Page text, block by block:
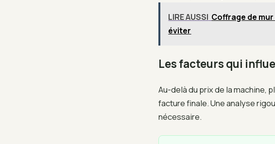
LIRE AUSSI Coffrage de
éviter
Les facteurs qui
Au-delà du prix de la machine,
facture finale. Une analyse
nécessaire.